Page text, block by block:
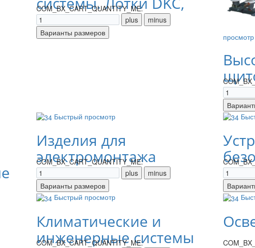
IEK
COM_BX_CART_QUANTITY_ME:
просмотр
Быстрый просмотр
Изделия для
электромонтажа
COM_BX_CART_QUANTITY_ME:
Быстрый просмотр
Климатические и
инженерные системы
COM_BX_CART_QUANTITY_ME: